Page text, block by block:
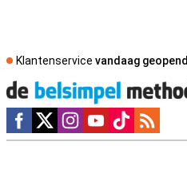
Klantenservice vandaag geopend
Social media